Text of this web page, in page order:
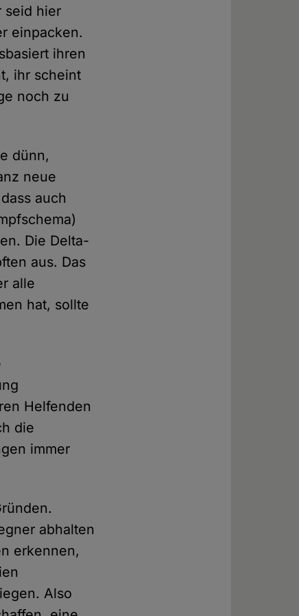
seid hier
einpacken.
ihren
ihr scheint
noch zu
dünn,
neue
auch
Die Delta-
aus. Das
alle
hat, sollte
Helfenden
die
immer
abhalten
erkennen,
Also